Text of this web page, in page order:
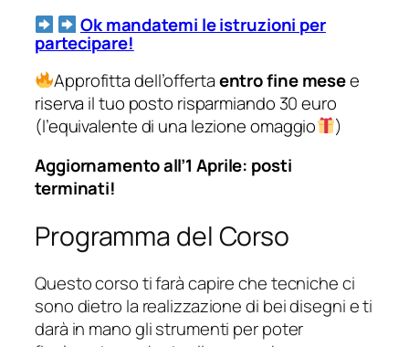
Ok mandatemi le istruzioni per
partecipare!
Approfitta dell’offertaentro fine mesee
riserva il tuo posto risparmiando 30 euro
(l’equivalente di una lezione omaggio
)
Aggiornamento all’1 Aprile: posti
terminati!
Programma del Corso
Questo corso ti farà capire che tecniche ci
sono dietro la realizzazione di bei disegni e ti
darà in mano gli strumenti per poter